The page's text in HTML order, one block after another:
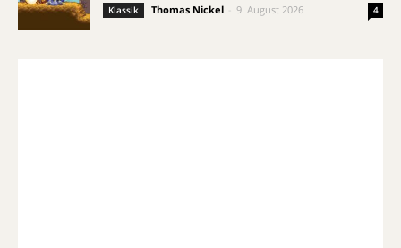
Klassik Thomas Nickel 9. August 2026 4